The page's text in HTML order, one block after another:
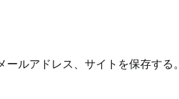
ルアドレス、サイトを保存する。